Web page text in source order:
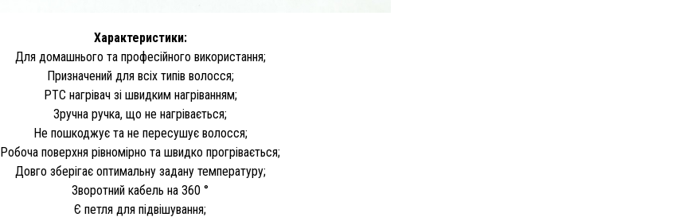
Характеристики:
Для домашнього та професійного використання;
Призначений для всіх типів волосся;
PTC нагрівач зі швидким нагріванням;
Зручна ручка, що не нагрівається;
Не пошкоджує та не пересушує волосся;
Робоча поверхня рівномірно та швидко прогрівається;
Довго зберігає оптимальну задану температуру;
Зворотний кабель на 360 °
Є петля для підвішування;